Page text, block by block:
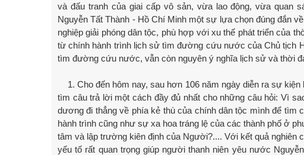
và đấu tranh của giai cấp vô sản, vừa lao động, vừa quan
Nguyễn Tất Thành - Hồ Chí Minh một sự lựa chọn đúng đắn
nghiệp giải phóng dân tộc, phù hợp với xu thế phát triển của
từ chính hành trình lịch sử tìm đường cứu nước của Chủ tịch
tìm đường cứu nước, vẫn còn nguyên ý nghĩa lịch sử và thời
1. Cho đến hôm nay, sau hơn 106 năm ngày diễn ra sự
tìm câu trả lời một cách đầy đủ nhất cho những câu hỏi: Vì
dương đi thẳng về phía kẻ thù của chính dân tộc mình để
hành trình cũng như sự xa hoa tráng lệ của các thành phố ở
tâm và lập trường kiên định của Người?.... Với kết quả nghiên
yếu tố rất quan trọng giúp người thanh niên yêu nước